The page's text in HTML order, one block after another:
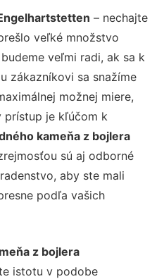
– nechajte
veľké množstvo
veľmi radi, ak sa k
zákazníkovi sa snažíme
možnej miere,
prístup je kľúčom k
kameňa z bojlera
sú aj odborné
aby ste mali
podľa vašich
z bojlera
istotu v podobe